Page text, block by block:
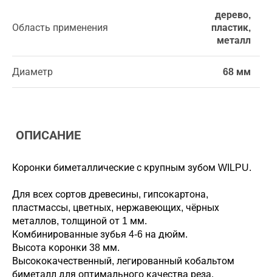
Область применения
дерево,
пластик,
металл
Диаметр 68 мм
ОПИСАНИЕ
Коронки биметаллические с крупным зубом WILPU.
Для всех сортов древесины, гипсокартона,
пластмассы, цветных, нержавеющих, чёрных
металлов, толщиной от 1 мм.
Комбинированные зубья 4-6 на дюйм.
Высота коронки 38 мм.
Высококачественный, легированный кобальтом
биметалл для оптимального качества реза.